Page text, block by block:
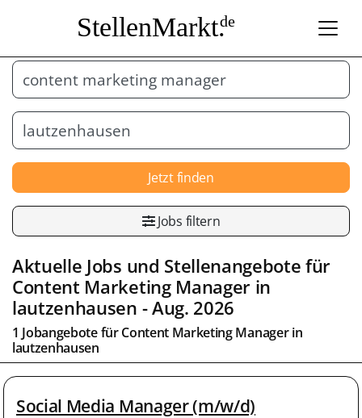
StellenMarkt.de
Jetzt finden
Jobs filtern
Aktuelle Jobs und Stellenangebote für
Content Marketing Manager in
lautzenhausen - Aug. 2026
1 Jobangebote fürContent Marketing Managerin
lautzenhausen
Social Media Manager (m/w/d)